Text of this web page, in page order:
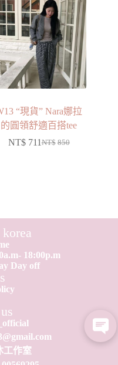
“現貨” Nara娜拉
的圓領舒適百搭tee
NT$ 850
NT$ 711
18:00p.m
Day off
工作室